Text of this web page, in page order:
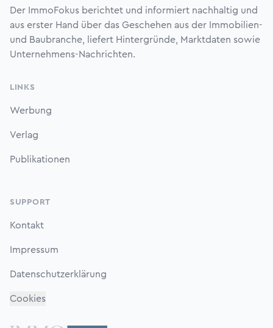
Der ImmoFokus berichtet und informiert nachhaltig und
aus erster Hand über das Geschehen aus der Immobilien-
und Baubranche, liefert Hintergründe, Marktdaten sowie
Unternehmens-Nachrichten.
LINKS
Werbung
Verlag
Publikationen
SUPPORT
Kontakt
Impressum
Datenschutzerklärung
Cookies